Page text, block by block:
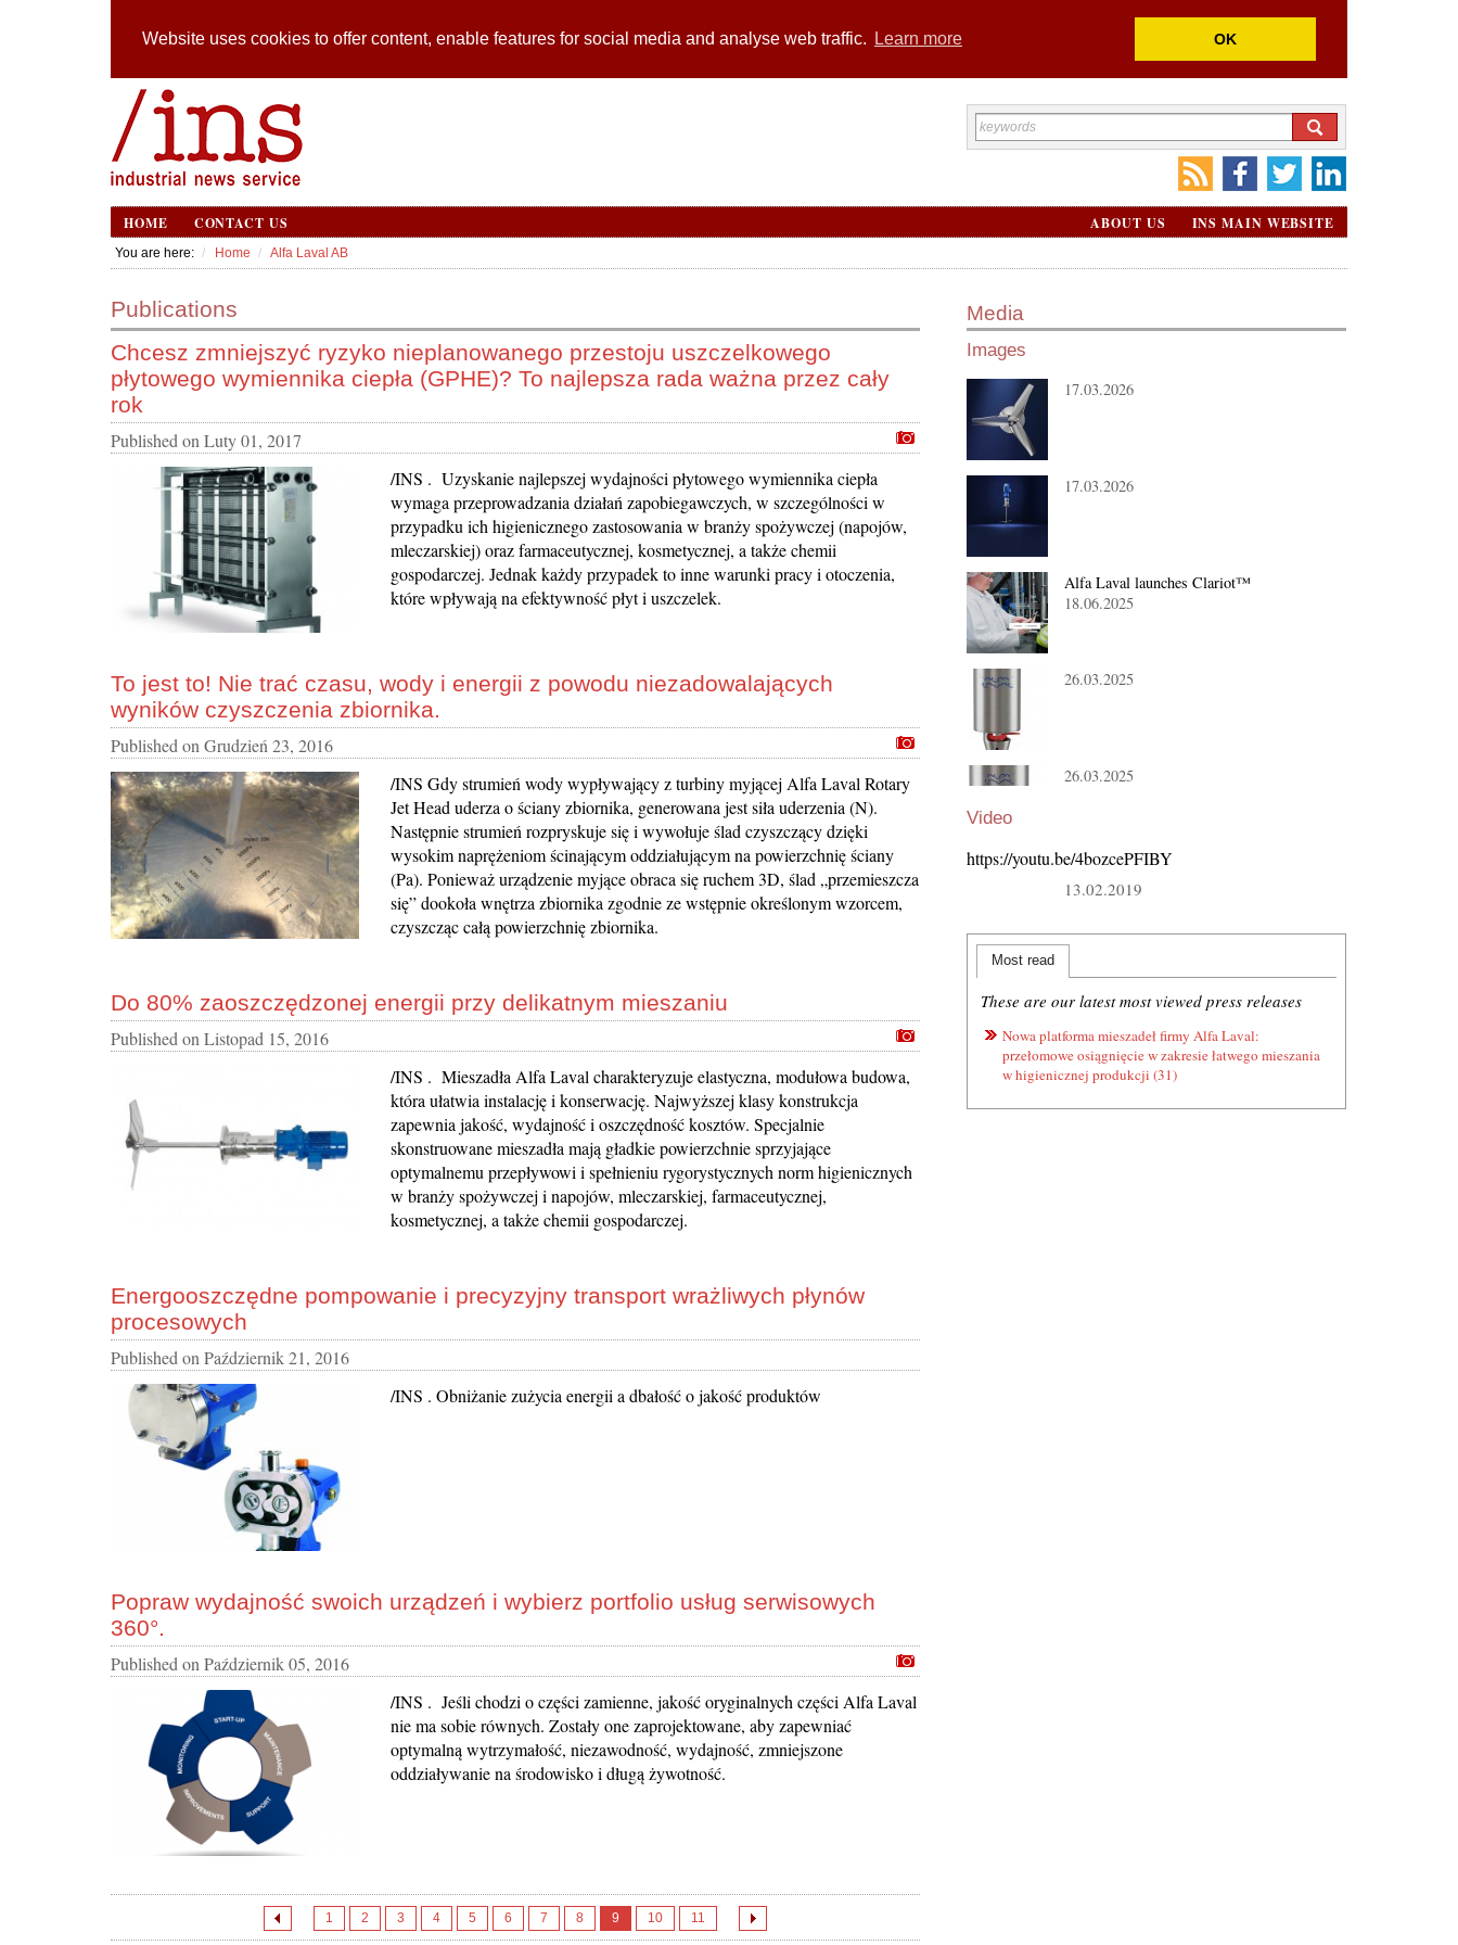
Website uses cookies to offer content, enable features for social media and analyse web traffic. Learn more OK
HOME CONTACT US INS MAIN WEBSITE
ABOUT US
You are here: Home Alfa Laval AB
Publications
Chcesz zmniejszyć ryzyko nieplanowanego przestoju uszczelkowego
płytowego wymiennika ciepła (GPHE)? To najlepsza rada ważna przez cały
rok
Published onLuty 01, 2017
/INS . Uzyskanie najlepszej wydajności płytowego wymiennika ciepła
wymaga przeprowadzania działań zapobiegawczych, w szczególności w
przypadku ich higienicznego zastosowania w branży spożywczej (napojów,
mleczarskiej) oraz farmaceutycznej, kosmetycznej, a także chemii
gospodarczej. Jednak każdy przypadek to inne warunki pracy i otoczenia,
które wpływają na efektywność płyt i uszczelek.
To jest to! Nie trać czasu, wody i energii z powodu niezadowalających
wyników czyszczenia zbiornika.
Published onGrudzień 23, 2016
/INS Gdy strumień wody wypływający z turbiny myjącej Alfa Laval Rotary
Jet Head uderza o ściany zbiornika, generowana jest siła uderzenia (N).
Następnie strumień rozpryskuje się i wywołuje ślad czyszczący dzięki
wysokim naprężeniom ścinającym oddziałującym na powierzchnię ściany
(Pa). Ponieważ urządzenie myjące obraca się ruchem 3D, ślad „przemieszcza
się” dookoła wnętrza zbiornika zgodnie ze wstępnie określonym wzorcem,
czyszcząc całą powierzchnię zbiornika.
Do 80% zaoszczędzonej energii przy delikatnym mieszaniu
Published onListopad 15, 2016
/INS . Mieszadła Alfa Laval charakteryzuje elastyczna, modułowa budowa,
która ułatwia instalację i konserwację. Najwyższej klasy konstrukcja
zapewnia jakość, wydajność i oszczędność kosztów. Specjalnie
skonstruowane mieszadła mają gładkie powierzchnie sprzyjające
optymalnemu przepływowi i spełnieniu rygorystycznych norm higienicznych
w branży spożywczej i napojów, mleczarskiej, farmaceutycznej,
kosmetycznej, a także chemii gospodarczej.
Energooszczędne pompowanie i precyzyjny transport wrażliwych płynów
procesowych
Published onPaździernik 21, 2016
/INS . Obniżanie zużycia energii a dbałość o jakość produktów
Popraw wydajność swoich urządzeń i wybierz portfolio usług serwisowych
360°.
Published on Październik 05, 2016
/INS . Jeśli chodzi o części zamienne, jakość oryginalnych części Alfa Laval
nie ma sobie równych. Zostały one zaprojektowane, aby zapewniać
optymalną wytrzymałość, niezawodność, wydajność, zmniejszone
oddziaływanie na środowisko i długą żywotność.
1 2 3 4 5 6 7 8 9 10 11
Media
Images
17.03.2026
17.03.2026
Alfa Laval launches Clariot™
18.06.2025
26.03.2025
26.03.2025
Video
https://youtu.be/4bozcePFIBY
13.02.2019
Most read
These are our latest most viewed press releases
Nowa platforma mieszadeł firmy Alfa Laval:
przełomowe osiągnięcie w zakresie łatwego mieszania
w higienicznej produkcji (31)